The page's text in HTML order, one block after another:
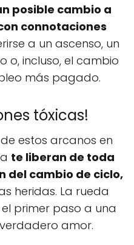
posible cambio a
connotaciones
a un ascenso, un
o, incluso, el cambio
más pagado.
tóxicas!
estos arcanos en
te liberan de toda
del cambio de ciclo,
heridas. La rueda
primer paso a una
amor.